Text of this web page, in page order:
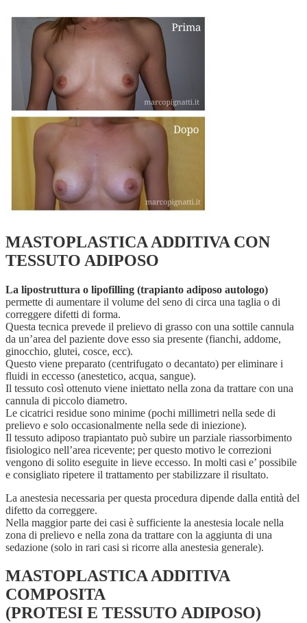
MASTOPLASTICA ADDITIVA CON
TESSUTO ADIPOSO
La lipostruttura o lipofilling (trapianto adiposo autologo)
permette di aumentare il volume del seno di circa una taglia o di
correggere difetti di forma.
Questa tecnica prevede il prelievo di grasso con una sottile cannula
da un’area del paziente dove esso sia presente (fianchi, addome,
ginocchio, glutei, cosce, ecc).
Questo viene preparato (centrifugato o decantato) per eliminare i
fluidi in eccesso (anestetico, acqua, sangue).
Il tessuto così ottenuto viene iniettato nella zona da trattare con una
cannula di piccolo diametro.
Le cicatrici residue sono minime (pochi millimetri nella sede di
prelievo e solo occasionalmente nella sede di iniezione).
Il tessuto adiposo trapiantato può subire un parziale riassorbimento
fisiologico nell’area ricevente; per questo motivo le correzioni
vengono di solito eseguite in lieve eccesso. In molti casi e’ possibile
e consigliato ripetere il trattamento per stabilizzare il risultato.
La anestesia necessaria per questa procedura dipende dalla entità del
difetto da correggere.
Nella maggior parte dei casi è sufficiente la anestesia locale nella
zona di prelievo e nella zona da trattare con la aggiunta di una
sedazione (solo in rari casi si ricorre alla anestesia generale).
MASTOPLASTICA ADDITIVA
COMPOSITA
(PROTESI E TESSUTO ADIPOSO)